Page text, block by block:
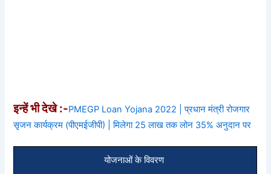
इन्हें भी देखे :-PMEGP Loan Yojana 2022 | प्रधान मंत्री रोजगार
सृजन कार्यक्रम (पीएमईजीपी) | मिलेगा 25 लाख तक लोन 35% अनुदान पर
योजनाओं के विवरण